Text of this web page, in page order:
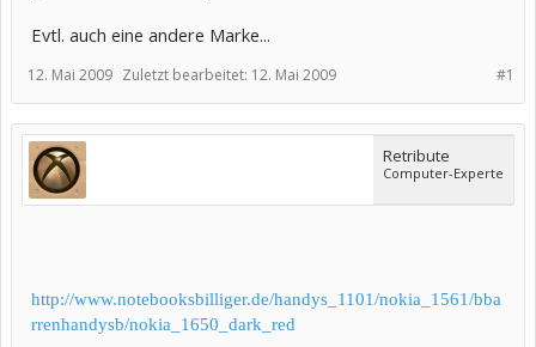
Evtl. auch eine andere Marke...
#1
12. Mai 2009 Zuletzt bearbeitet: 12. Mai 2009
Retribute
Computer-Experte
http://www.notebooksbilliger.de/handys_1101/nokia_1561/bba
rrenhandysb/nokia_1650_dark_red